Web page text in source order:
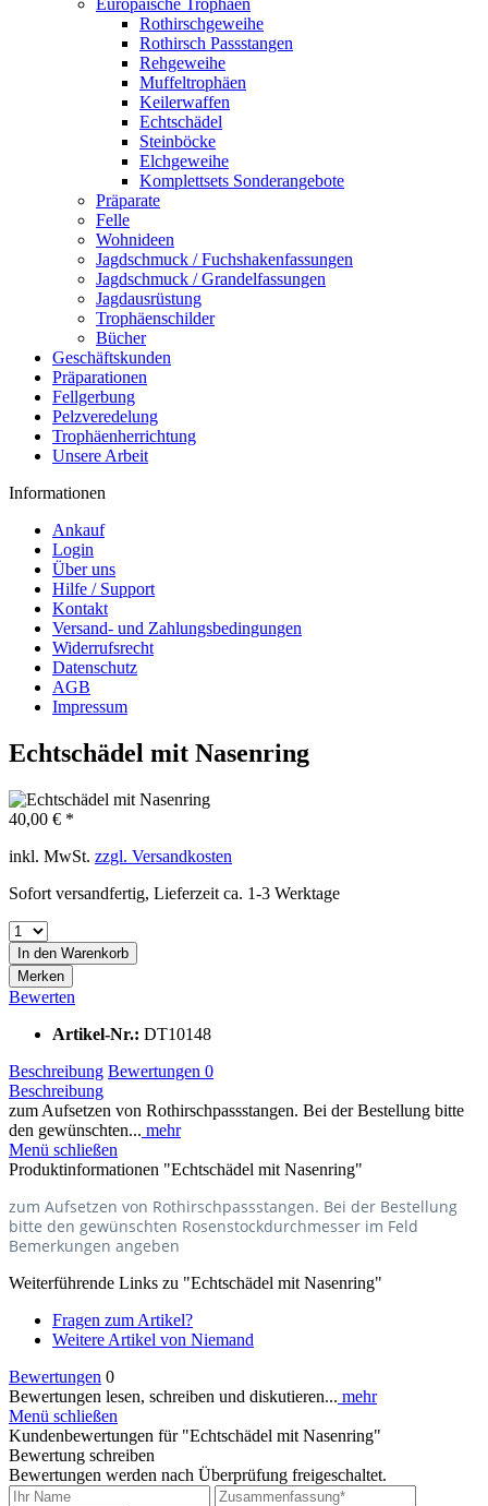
Europäische Trophäen
Rothirschgeweihe
Rothirsch Passstangen
Rehgeweihe
Muffeltrophäen
Keilerwaffen
Echtschädel
Steinböcke
Elchgeweihe
Komplettsets Sonderangebote
Präparate
Felle
Wohnideen
Jagdschmuck / Fuchshakenfassungen
Jagdschmuck / Grandelfassungen
Jagdausrüstung
Trophäenschilder
Bücher
Geschäftskunden
Präparationen
Fellgerbung
Pelzveredelung
Trophäenherrichtung
Unsere Arbeit
Informationen
Ankauf
Login
Über uns
Hilfe / Support
Kontakt
Versand- und Zahlungsbedingungen
Widerrufsrecht
Datenschutz
AGB
Impressum
Echtschädel mit Nasenring
40,00 € *
inkl. MwSt. zzgl. Versandkosten
Sofort versandfertig, Lieferzeit ca. 1-3 Werktage
In den Warenkorb
Merken
Bewerten
Artikel-Nr.: DT10148
Beschreibung Bewertungen 0
Beschreibung
zum Aufsetzen von Rothirschpassstangen. Bei der Bestellung bitte
den gewünschten... mehr
Menü schließen
Produktinformationen "Echtschädel mit Nasenring"
zum Aufsetzen von Rothirschpassstangen. Bei der Bestellung
bitte den gewünschten Rosenstockdurchmesser im Feld
Bemerkungen angeben
Weiterführende Links zu "Echtschädel mit Nasenring"
Fragen zum Artikel?
Weitere Artikel von Niemand
Bewertungen 0
Bewertungen lesen, schreiben und diskutieren... mehr
Menü schließen
Kundenbewertungen für "Echtschädel mit Nasenring"
Bewertung schreiben
Bewertungen werden nach Überprüfung freigeschaltet.